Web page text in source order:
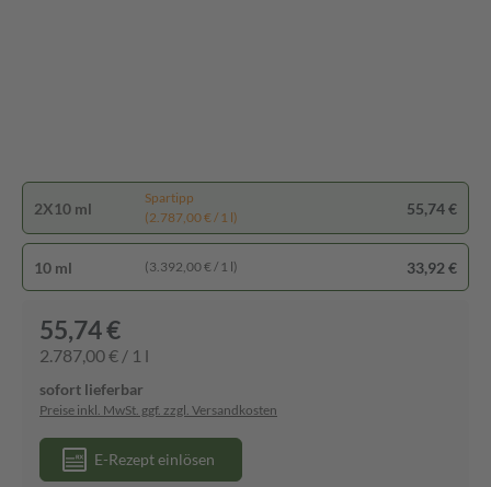
2X10 ml
Spartipp
(2.787,00 € / 1 l)
55,74 €
10 ml (3.392,00 € / 1 l) 33,92 €
55,74 €
2.787,00 € / 1 l
sofort lieferbar
Preise inkl. MwSt. ggf. zzgl. Versandkosten
E-Rezept einlösen